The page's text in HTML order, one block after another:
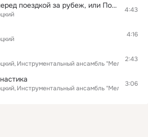
Инструкция перед поездкой за рубеж, или Полчаса в месткоме 4:43
4:16
Инструментальный ансамбль "Мелодия"
2:43
Инструментальный ансамбль "Мелодия"
3:06